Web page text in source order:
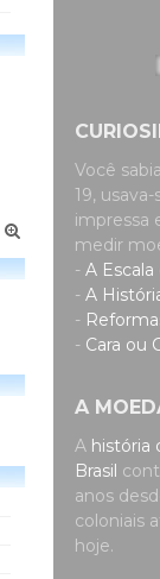
Você
19,
impressa
medir
- A
- A
-
- Cara ou
A
A história
Brasil
anos
coloniais
hoje.